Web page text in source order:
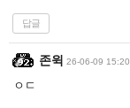
답글
존윅 26-06-09 15:20
ㅇㄷ